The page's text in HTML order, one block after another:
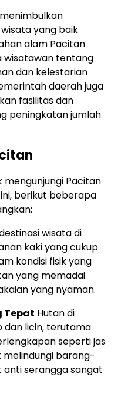
yang baik
alam Pacitan
wisatawan tentang
dan kelestarian
daerah juga
fasilitas dan
peningkatan jumlah
Pacitan
ini, berikut beberapa
wisata di
kaki yang cukup
kondisi fisik yang
yang memadai
yang nyaman.
Tepat Hutan di
dan licin, terutama
seperti jas
melindungi barang-
serangga sangat